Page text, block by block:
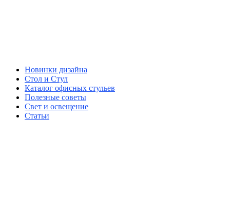
Новинки дизайна
Стол и Стул
Каталог офисных стульев
Полезные советы
Свет и освещение
Статьи